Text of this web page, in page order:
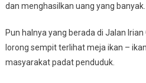
dan menghasilkan uang yang banyak.
Pun halnya yang berada di Jalan
lorong sempit terlihat meja ikan –
masyarakat padat penduduk.